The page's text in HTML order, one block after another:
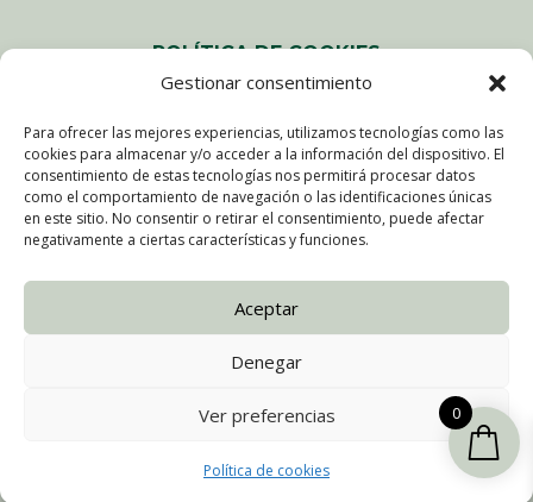
Gestionar consentimiento
Para ofrecer las mejores experiencias, utilizamos tecnologías como las
cookies para almacenar y/o acceder a la información del dispositivo. El
consentimiento de estas tecnologías nos permitirá procesar datos
como el comportamiento de navegación o las identificaciones únicas
en este sitio. No consentir o retirar el consentimiento, puede afectar
negativamente a ciertas características y funciones.
Aceptar
Denegar
Ver preferencias
Política de cookies
POLÍTICA DE COOKIES
ACCESIBILIDAD
MAPA DEL SITIO
DEVOLUCIONES
Diseñado por FREECOMPUTERS
0